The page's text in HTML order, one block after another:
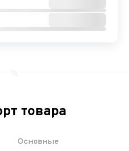
товара
Основные